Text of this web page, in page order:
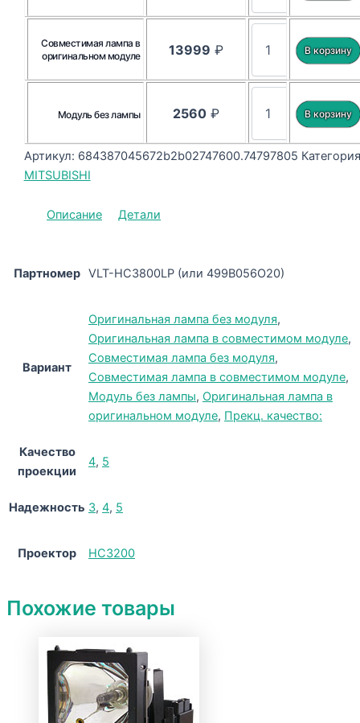
Совместимая лампа в
оригинальном модуле
13999 ₽
Модуль без лампы 2560₽
Артикул: 684387045672b2b02747600.74797805
MITSUBISHI
Описание Детали
Партномер VLT-HC3800LP (или 499B056O20)
Вариант
Оригинальная лампа без модуля,
Оригинальная лампа в совместимом модуле,
Совместимая лампа без модуля,
Совместимая лампа в совместимом модуле,
Модуль без лампы, Оригинальная лампа в
оригинальном модуле, Прекц. качество:
Качество
проекции
4, 5
Надежность 3, 4, 5
Проектор HC3200
Похожие товары